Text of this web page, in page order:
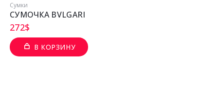
Сумки
СУМОЧКА BVLGARI
272$
В КОРЗИНУ